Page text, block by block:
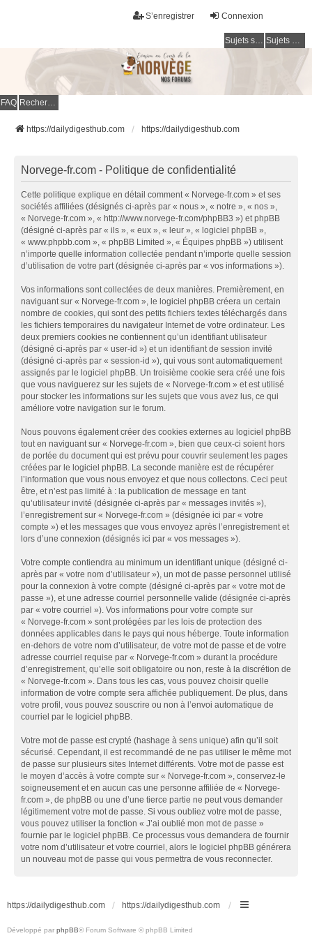
Connexion
S’enregistrer
Sujets sans réponse Sujets actifs
FAQ Rechercher
https://dailydigesthub.com https://dailydigesthub.com
Norvege-fr.com - Politique de confidentialité
Cette politique explique en détail comment « Norvege-fr.com » et ses
sociétés affiliées (désignés ci-après par « nous », « notre », « nos »,
« Norvege-fr.com », « http://www.norvege-fr.com/phpBB3 ») et phpBB
(désigné ci-après par « ils », « eux », « leur », « logiciel phpBB »,
« www.phpbb.com », « phpBB Limited », « Équipes phpBB ») utilisent
n’importe quelle information collectée pendant n’importe quelle session
d’utilisation de votre part (désignée ci-après par « vos informations »).
Vos informations sont collectées de deux manières. Premièrement, en
naviguant sur « Norvege-fr.com », le logiciel phpBB créera un certain
nombre de cookies, qui sont des petits fichiers textes téléchargés dans
les fichiers temporaires du navigateur Internet de votre ordinateur. Les
deux premiers cookies ne contiennent qu’un identifiant utilisateur
(désigné ci-après par « user-id ») et un identifiant de session invité
(désigné ci-après par « session-id »), qui vous sont automatiquement
assignés par le logiciel phpBB. Un troisième cookie sera créé une fois
que vous naviguerez sur les sujets de « Norvege-fr.com » et est utilisé
pour stocker les informations sur les sujets que vous avez lus, ce qui
améliore votre navigation sur le forum.
Nous pouvons également créer des cookies externes au logiciel phpBB
tout en naviguant sur « Norvege-fr.com », bien que ceux-ci soient hors
de portée du document qui est prévu pour couvrir seulement les pages
créées par le logiciel phpBB. La seconde manière est de récupérer
l’information que vous nous envoyez et que nous collectons. Ceci peut
être, et n’est pas limité à : la publication de message en tant
qu’utilisateur invité (désignée ci-après par « messages invités »),
l’enregistrement sur « Norvege-fr.com » (désignée ici par « votre
compte ») et les messages que vous envoyez après l’enregistrement et
lors d’une connexion (désignés ici par « vos messages »).
Votre compte contiendra au minimum un identifiant unique (désigné ci-
après par « votre nom d’utilisateur »), un mot de passe personnel utilisé
pour la connexion à votre compte (désigné ci-après par « votre mot de
passe »), et une adresse courriel personnelle valide (désignée ci-après
par « votre courriel »). Vos informations pour votre compte sur
« Norvege-fr.com » sont protégées par les lois de protection des
données applicables dans le pays qui nous héberge. Toute information
en-dehors de votre nom d’utilisateur, de votre mot de passe et de votre
adresse courriel requise par « Norvege-fr.com » durant la procédure
d’enregistrement, qu’elle soit obligatoire ou non, reste à la discrétion de
« Norvege-fr.com ». Dans tous les cas, vous pouvez choisir quelle
information de votre compte sera affichée publiquement. De plus, dans
votre profil, vous pouvez souscrire ou non à l’envoi automatique de
courriel par le logiciel phpBB.
Votre mot de passe est crypté (hashage à sens unique) afin qu’il soit
sécurisé. Cependant, il est recommandé de ne pas utiliser le même mot
de passe sur plusieurs sites Internet différents. Votre mot de passe est
le moyen d’accès à votre compte sur « Norvege-fr.com », conservez-le
soigneusement et en aucun cas une personne affiliée de « Norvege-
fr.com », de phpBB ou une d’une tierce partie ne peut vous demander
légitimement votre mot de passe. Si vous oubliez votre mot de passe,
vous pouvez utiliser la fonction « J’ai oublié mon mot de passe »
fournie par le logiciel phpBB. Ce processus vous demandera de fournir
votre nom d’utilisateur et votre courriel, alors le logiciel phpBB générera
un nouveau mot de passe qui vous permettra de vous reconnecter.
https://dailydigesthub.com https://dailydigesthub.com
Développé par phpBB® Forum Software © phpBB Limited